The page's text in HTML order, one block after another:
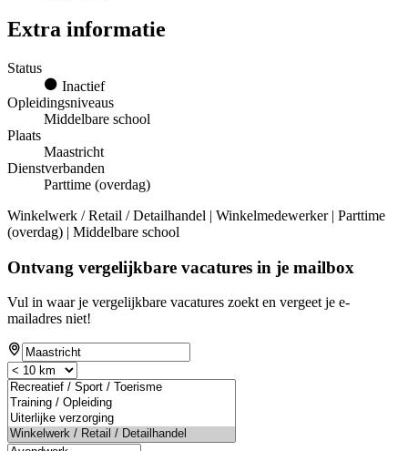
Extra informatie
Status
Inactief
Opleidingsniveaus
Middelbare school
Plaats
Maastricht
Dienstverbanden
Parttime (overdag)
Winkelwerk / Retail / Detailhandel | Winkelmedewerker | Parttime
(overdag) | Middelbare school
Ontvang vergelijkbare vacatures in je mailbox
Vul in waar je vergelijkbare vacatures zoekt en vergeet je e-
mailadres niet!